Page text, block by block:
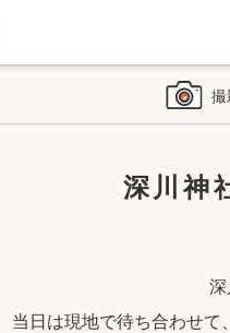
撮
深川神
当日は現地で待ち合わせて